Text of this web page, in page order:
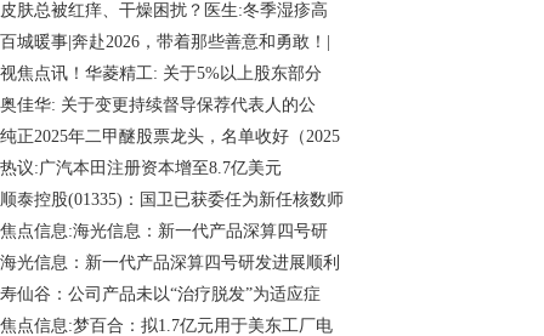
皮肤总被红痒、干燥困扰？医生:冬季湿疹高
百城暖事|奔赴2026，带着那些善意和勇敢！|
视焦点讯！华菱精工: 关于5%以上股东部分
奥佳华: 关于变更持续督导保荐代表人的公
纯正2025年二甲醚股票龙头，名单收好（2025
热议:广汽本田注册资本增至8.7亿美元
顺泰控股(01335)：国卫已获委任为新任核数师
焦点信息:海光信息：新一代产品深算四号研
海光信息：新一代产品深算四号研发进展顺利
寿仙谷：公司产品未以“治疗脱发”为适应症
焦点信息:梦百合：拟1.7亿元用于美东工厂电